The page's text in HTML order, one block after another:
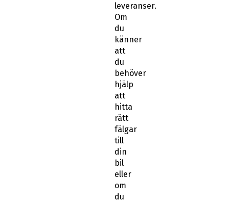
leveranser.
Om
du
känner
att
du
behöver
hjälp
att
hitta
rätt
fälgar
till
din
bil
eller
om
du